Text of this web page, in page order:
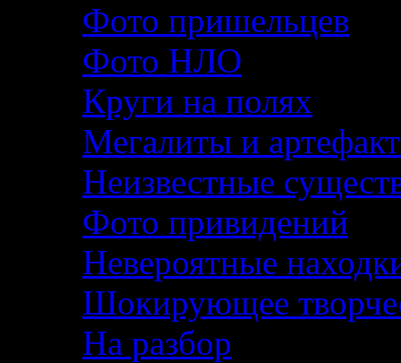
Фото пришельцев
Фото НЛО
Круги на полях
Мегалиты и
Неизвестные
Фото привидений
Невероятные
Шокирующее
На разбор